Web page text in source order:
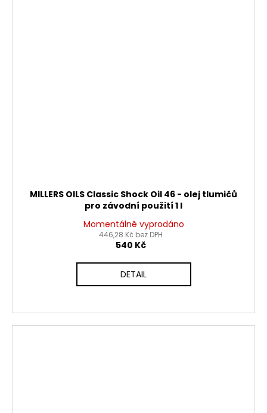
MILLERS OILS Classic Shock Oil 46 - olej tlumičů
pro závodní použití 1 l
Momentálně vyprodáno
446,28 Kč bez DPH
540 Kč
DETAIL